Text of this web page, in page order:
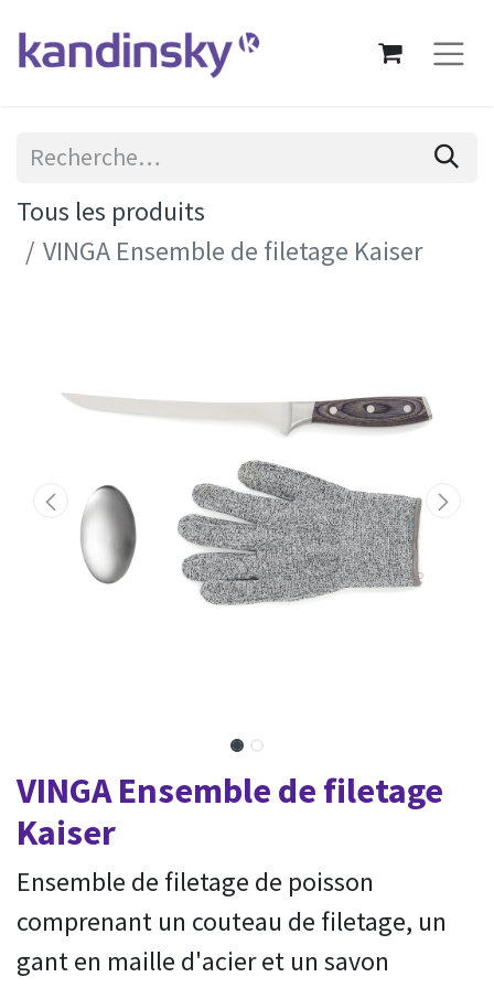
Tous les produits
VINGA Ensemble de filetage Kaiser
VINGA Ensemble de filetage
Kaiser
Ensemble de filetage de poisson
comprenant un couteau de filetage, un
gant en maille d'acier et un savon